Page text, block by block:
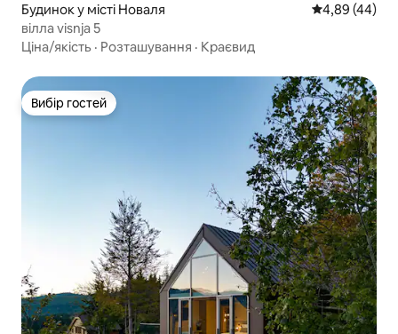
Будинок у місті Новаля Середня
4,89 (44)
вілла visnja 5
Ціна/якість · Розташування · Краєвид
Вибір гостей
Вибір гостей